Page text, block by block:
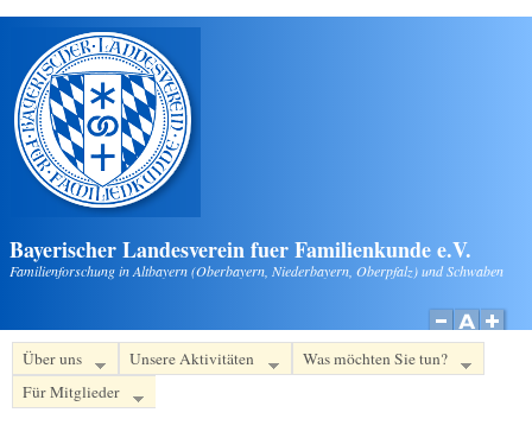
Direkt zum Inhalt
Bayerischer Landesverein fuer Familienkunde e.V.
Familienforschung in Altbayern (Oberbayern, Niederbayern, Oberpfalz) und Schwaben
Über uns Unsere Aktivitäten
Was möchten Sie tun?
Für Mitglieder